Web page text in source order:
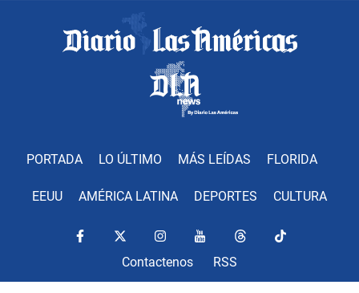
PORTADA LO ÚLTIMO MÁS LEÍDAS FLORIDA
EEUU AMÉRICA LATINA DEPORTES CULTURA
Contactenos RSS